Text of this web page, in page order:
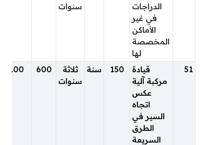
الدراجات
في غير
الأماكن
المخصصة
لها
سنوات
51
قيادة
مركبة آلية
عكس
اتجاه
السير في
الطرق
السريعة
150 سنة
ثلاثة
سنوات
600
100